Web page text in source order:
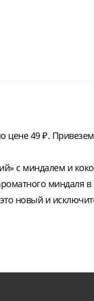
цене 49 ₽.
с миндалем и
миндаля
новый и